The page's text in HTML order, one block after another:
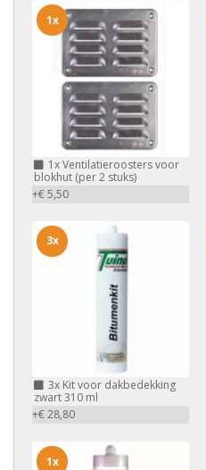
1xVentilatieroosters voor
blokhut (per 2 stuks)
+€ 5,50
1x
3x Kit voor dakbedekking
zwart 310 ml
+€ 28,80
3x
1x